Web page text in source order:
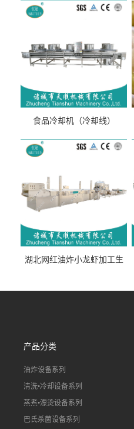
食品冷却机（冷却线）
湖北网红油炸小龙虾加工生
线）
产品分类
油炸设备系列
清洗•冷却设备系列
蒸煮•漂烫设备系列
巴氏杀菌设备系列